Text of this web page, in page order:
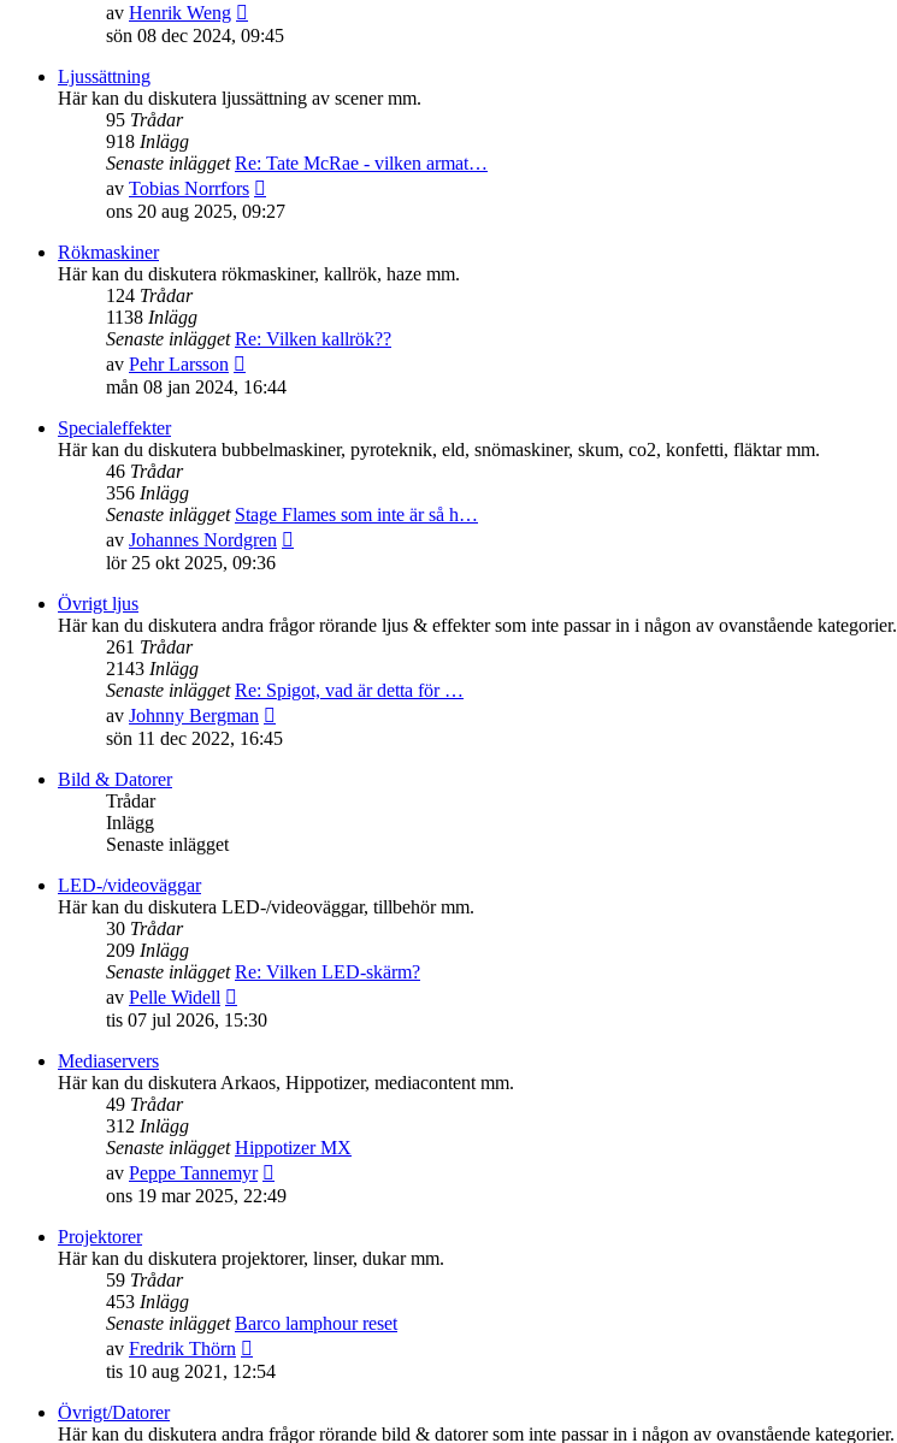
av Henrik Weng
till
inlägget
sön 08 dec 2024, 09:45
Ljussättning
Här kan du diskutera ljussättning av scener mm.
95 Trådar
918 Inlägg
Senaste inlägget Re: Tate McRae - vilken armat…
av Tobias Norrfors
till
inlägget
ons 20 aug 2025, 09:27
Rökmaskiner
Här kan du diskutera rökmaskiner, kallrök, haze mm.
124 Trådar
1138 Inlägg
Senaste inlägget Re: Vilken kallrök??
av Pehr Larsson
till
inlägget
mån 08 jan 2024, 16:44
Specialeffekter
Här kan du diskutera bubbelmaskiner, pyroteknik, eld, snömaskiner, skum, co2, konfetti, fläktar mm.
46 Trådar
356 Inlägg
Senaste inlägget Stage Flames som inte är så h…
av Johannes Nordgren
inlägget
lör 25 okt 2025, 09:36
Övrigt ljus
Här kan du diskutera andra frågor rörande ljus & effekter som inte passar in i någon av ovanstående kategorier.
261 Trådar
2143 Inlägg
Senaste inlägget Re: Spigot, vad är detta för …
av Johnny Bergman
till
sön 11 dec 2022, 16:45
Bild & Datorer
Trådar
Inlägg
Senaste inlägget
LED-/videoväggar
Här kan du diskutera LED-/videoväggar, tillbehör mm.
30 Trådar
209 Inlägg
Senaste inlägget Re: Vilken LED-skärm?
av Pelle Widell
till
inlägget
tis 07 jul 2026, 15:30
Mediaservers
Här kan du diskutera Arkaos, Hippotizer, mediacontent mm.
49 Trådar
312 Inlägg
Senaste inlägget Hippotizer MX
av Peppe Tannemyr
till
inlägget
ons 19 mar 2025, 22:49
Projektorer
Här kan du diskutera projektorer, linser, dukar mm.
59 Trådar
453 Inlägg
Senaste inlägget Barco lamphour reset
av Fredrik Thörn
till
inlägget
tis 10 aug 2021, 12:54
Övrigt/Datorer
Här kan du diskutera andra frågor rörande bild & datorer som inte passar in i någon av ovanstående kategorier.